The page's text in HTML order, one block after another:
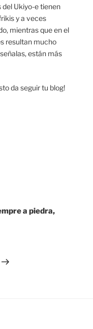
Ukiyo-e tienen
y a veces
mientras que en el
resultan mucho
están más
da seguir tu blog!
a piedra,